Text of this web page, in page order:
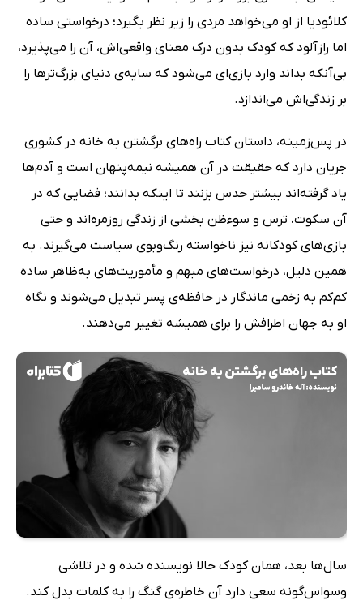
کلائودیا از او می‌خواهد مردی را زیر نظر بگیرد؛ درخواستی ساده
اما رازآلود که کودک بدون درک معنای واقعی‌اش، آن را می‌پذیرد،
بی‌آنکه بداند وارد بازی‌ای می‌شود که سایه‌ی دنیای بزرگ‌ترها را
بر زندگی‌اش می‌اندازد.
در پس‌زمینه، داستان کتاب راه‌های برگشتن به خانه در کشوری
جریان دارد که حقیقت در آن همیشه نیمه‌پنهان است و آدم‌ها
یاد گرفته‌اند بیشتر حدس بزنند تا اینکه بدانند؛ فضایی که در
آن سکوت، ترس و سوءظن بخشی از زندگی روزمره‌اند و حتی
بازی‌های کودکانه نیز ناخواسته رنگ‌وبوی سیاست می‌گیرند. به
همین دلیل، درخواست‌های مبهم و مأموریت‌های به‌ظاهر ساده
کم‌کم به زخمی ماندگار در حافظه‌ی پسر تبدیل می‌شوند و نگاه
او به جهان اطرافش را برای همیشه تغییر می‌دهند.
سال‌ها بعد، همان کودک حالا نویسنده شده و در تلاشی
وسواس‌گونه سعی دارد آن خاطره‌ی گنگ را به کلمات بدل کند.